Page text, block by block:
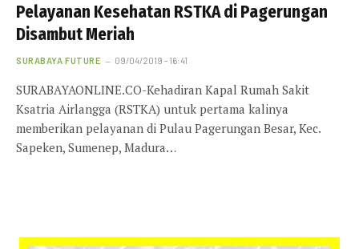
Pelayanan Kesehatan RSTKA di Pagerungan
Disambut Meriah
SURABAYA FUTURE 09/04/2019 - 16:41
SURABAYAONLINE.CO-Kehadiran Kapal Rumah Sakit
Ksatria Airlangga (RSTKA) untuk pertama kalinya
memberikan pelayanan di Pulau Pagerungan Besar, Kec.
Sapeken, Sumenep, Madura…